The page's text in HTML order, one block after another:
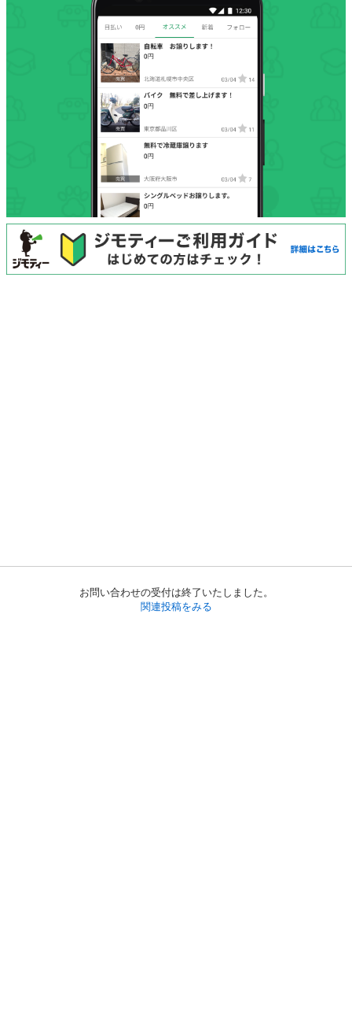
お問い合わせの受付は終了いたしました。
関連投稿をみる